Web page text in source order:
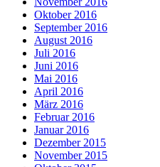
Oktober 2016
September 2016
August 2016
Juli 2016
Juni 2016
Mai 2016
April 2016
März 2016
Februar 2016
Januar 2016
Dezember 2015
November 2015